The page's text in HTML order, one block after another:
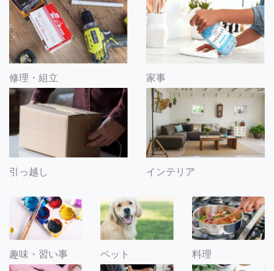
修理・組立 家事
引っ越し インテリア
趣味・習い事 ペット 料理